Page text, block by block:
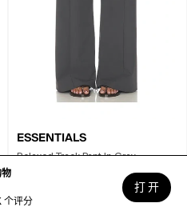
ESSENTIALS
Relaxed Track Pant In Gray
个评分
打 开